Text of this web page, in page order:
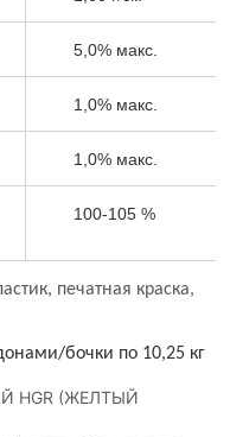
HGR (ЖЕЛТЫЙ